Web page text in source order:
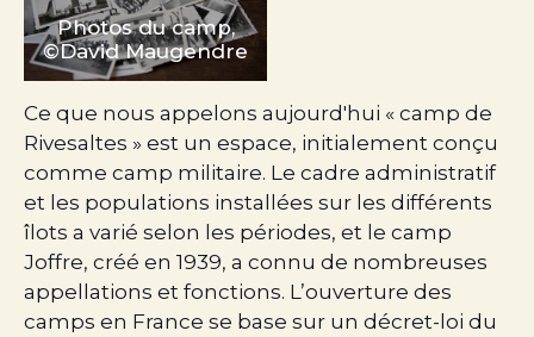
Photos du camp,
©David Maugendre
Ce que nous appelons aujourd'hui « camp de
Rivesaltes » est un espace, initialement conçu
comme camp militaire. Le cadre administratif
et les populations installées sur les différents
îlots a varié selon les périodes, et le camp
Joffre, créé en 1939, a connu de nombreuses
appellations et fonctions. L’ouverture des
camps en France se base sur un décret-loi du